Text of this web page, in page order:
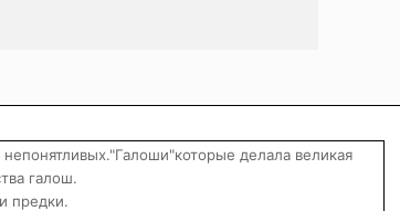
делала великая
галош.
предки.